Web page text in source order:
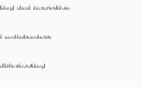
and inspection
maintenance